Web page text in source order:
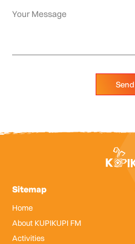
Send
Sitemap
Home
About KUPIKUPI FM
Activities